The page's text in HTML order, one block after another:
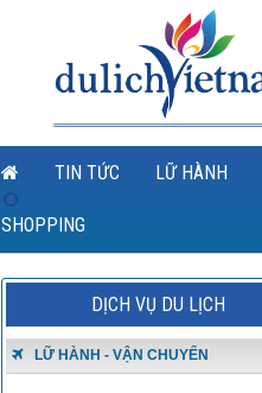
TIN TỨC LỮ HÀNH
SHOPPING
DỊCH VỤ DU LỊCH
LỮ HÀNH - VẬN CHUYỂN